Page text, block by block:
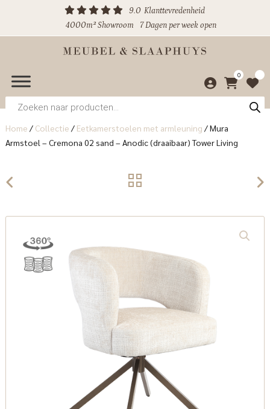
9.0 Klanttevredenheid
4000m² Showroom
7 Dagen per week open
0
Producten
zoeken
Home / Collectie / Eetkamerstoelen met armleuning /Mura
Armstoel – Cremona 02 sand – Anodic (draaibaar) Tower Living